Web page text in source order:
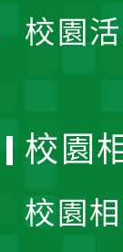
校園
校園
校園